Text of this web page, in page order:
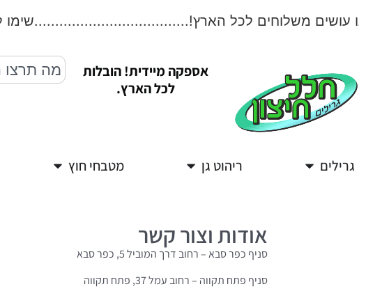
עושים משלוחים לכל
אספקה מיידית! הובלות
לכל הארץ.
גרילים ריהוט גן מטבחי חוץ
אודות וצור קשר
סניף כפר סבא – רחוב דרך המוביל 5, כפר סבא
סניף פתח תקווה – רחוב עמל 37, פתח תקווה